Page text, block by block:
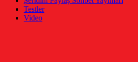
Testler
Video